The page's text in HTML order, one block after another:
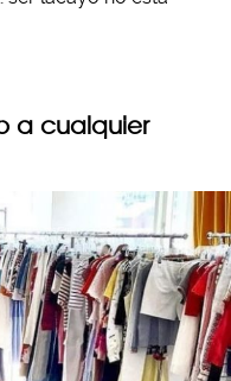
a cualquier